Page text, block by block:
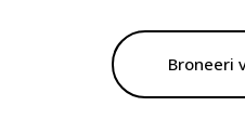
Broneeri